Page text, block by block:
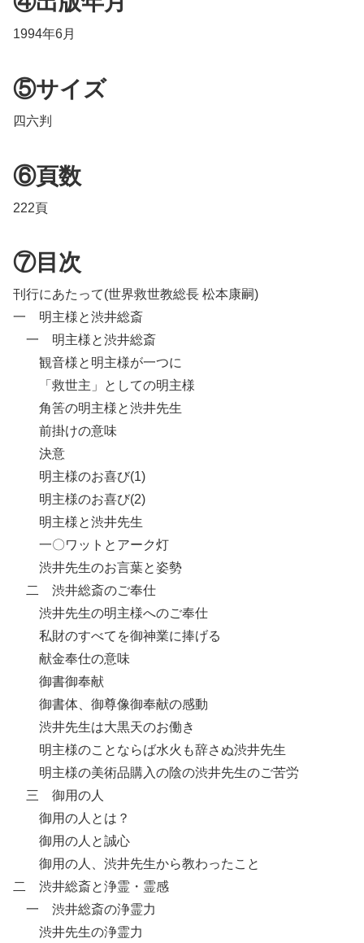
1994年6月
⑤サイズ
四六判
⑥頁数
222頁
⑦目次
刊行にあたって(世界救世教総長 松本康嗣)
一 明主様と渋井総斎
一 明主様と渋井総斎
観音様と明主様が一つに
「救世主」としての明主様
角筈の明主様と渋井先生
前掛けの意味
決意
明主様のお喜び(1)
明主様のお喜び(2)
明主様と渋井先生
一〇ワットとアーク灯
渋井先生のお言葉と姿勢
二 渋井総斎のご奉仕
渋井先生の明主様へのご奉仕
私財のすべてを御神業に捧げる
献金奉仕の意味
御書御奉献
御書体、御尊像御奉献の感動
渋井先生は大黒天のお働き
明主様のことならば水火も辞さぬ渋井先生
明主様の美術品購入の陰の渋井先生のご苦労
三 御用の人
御用の人とは？
御用の人と誠心
御用の人、渋井先生から教わったこと
二 渋井総斎と浄霊・霊感
一 渋井総斎の浄霊力
渋井先生の浄霊力